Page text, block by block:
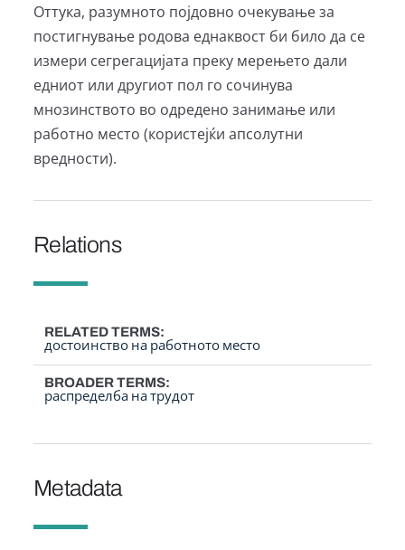
Оттука, разумното појдовно очекување за
постигнување родова еднаквост би било да се
измери сегрегацијата преку мерењето дали
едниот или другиот пол го сочинува
мнозинството во одредено занимање или
работно место (користејќи апсолутни
вредности).
Relations
RELATED TERMS
достоинство на работното место
BROADER TERMS
распределба на трудот
Metadata